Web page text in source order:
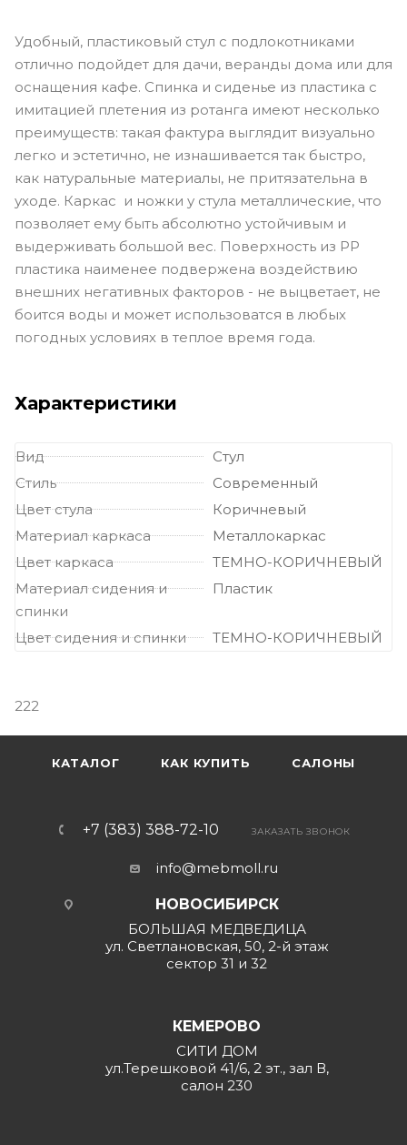
Удобный, пластиковый стул с подлокотниками
отлично подойдет для дачи, веранды дома или для
оснащения кафе. Спинка и сиденье из пластика с
имитацией плетения из ротанга имеют несколько
преимуществ: такая фактура выглядит визуально
легко и эстетично, не изнашивается так быстро,
как натуральные материалы, не притязательна в
уходе. Каркас и ножки у стула металлические, что
позволяет ему быть абсолютно устойчивым и
выдерживать большой вес. Поверхность из РР
пластика наименее подвержена воздействию
внешних негативных факторов - не выцветает, не
боится воды и может использоватся в любых
погодных условиях в теплое время года.
Характеристики
Вид
Стул
Стиль
Современный
Цвет стула
Коричневый
Материал каркаса
Металлокаркас
Цвет каркаса
ТЕМНО-КОРИЧНЕВЫЙ
Материал сидения и
спинки
Пластик
Цвет сидения и спинки ТЕМНО-КОРИЧНЕВЫЙ
222
КАТАЛОГ КАК КУПИТЬ САЛОНЫ
+7 (383) 388-72-10 ЗАКАЗАТЬ ЗВОНОК
info@mebmoll.ru
НОВОСИБИРСК
БОЛЬШАЯ МЕДВЕДИЦА
ул. Светлановская, 50, 2-й этаж
сектор 31 и 32
КЕМЕРОВО
СИТИ ДОМ
ул.Терешковой 41/6, 2 эт., зал В,
салон 230